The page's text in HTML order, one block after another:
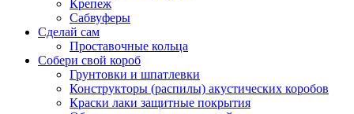
Крепеж
Сабвуферы
Сделай сам
Проставочные кольца
Собери свой короб
Грунтовки и шпатлевки
Конструкторы (распилы) акустических коробов
Краски лаки защитные покрытия